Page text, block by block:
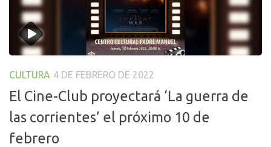
CULTURA 4 DE FEBRERO DE 2022
El Cine-Club proyectará ‘La guerra de
las corrientes’ el próximo 10 de
febrero